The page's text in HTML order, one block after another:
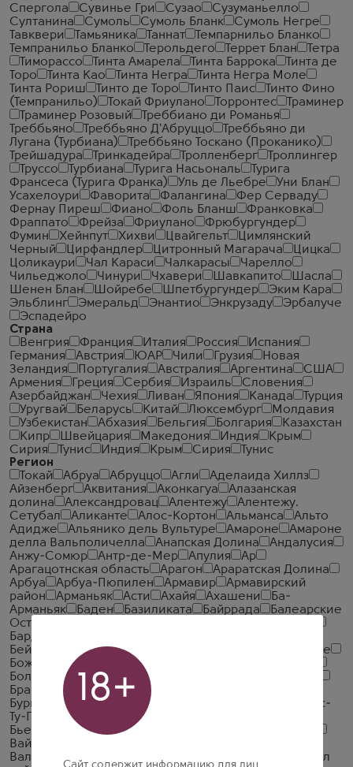
Спергола
Сувинье Гри Сузао
Сузуманьелло
Султанина
Сумоль Сумоль Бланк
Сумоль Негре
Тавквери
Тамьяника Таннат
Темпарнильо Бланко
Темпранильо Бланко
Терольдего Террет Блан
Тетра
Тиморассо
Тинта Амарела Тинта Баррока
Тинта де
Торо
Тинта Као Тинта Негра
Тинта Негра Моле
Тинта Рориш
Тинто де Торо Тинто Паис
Тинто Фино
(Темпранильо)
Токай Фриулано Торронтес
Траминер
Траминер Розовый
Треббиано ди Романья
Треббьяно
Треббьяно Д'Абруццо
Треббьяно ди
Лугана (Турбиана)
Треббьяно Тоскано (Проканико)
Трейшадура
Тринкадейра Тролленберг
Троллингер
Труссо
Турбиана Турига Насьональ
Турига
Франсеса (Турига Франка)
Уль де Льебре
Уни Блан
Усахелоури
Фаворита Фалангина
Фер Серваду
Фернау Пиреш
Фиано Фоль Бланш
Франковка
Фраппато
Фрейза Фриулано
Фрюбургундер
Фумин
Хейнпут Хихви Цвайгельт
Цимлянский
Черный
Цирфандлер Цитронный Магарача
Цицка
Цоликаури
Чал Караси Чалкарасы
Чарелло
Чильеджоло
Чинури Чхавери Шавкапито
Шасла
Шенен Блан
Шойребе Шпетбургундер
Эким Кара
Эльблинг
Эмеральд Энантио Энкрузаду
Эрбалуче
Эспадейро
Страна
Венгрия
Франция Италия Россия
Испания
Германия
Австрия ЮАР Чили Грузия
Новая
Зеландия
Португалия Австралия Аргентина
США
Армения
Греция Сербия Израиль
Словения
Азербайджан
Чехия Ливан Япония Канада
Турция
Уругвай
Беларусь Китай Люксембург
Молдавия
Узбекистан
Абхазия Бельгия Болгария
Казахстан
Кипр
Швейцария Македония Индия
Крым
Сирия
Тунис Индия Крым Сирия
Тунис
Регион
Токай
Абруа Абруццо Агли
Аделаида Хиллз
Айзенберг
Аквитания Аконкагуа
Алазанская
долина
Александровац Алентежу
Алентежу.
Сетубал
Аликанте Алос-Кортон Альманса
Альто
Адидже
Альянико дель Вультуре Амароне
Амароне
делла Вальполичелла
Анапская Долина
Андалусия
Анжу-Сомюр
Антр-де-Мер Апулия
Ар
Арагацотнская область
Арагон
Араратская Долина
Арбуа
Арбуа-Пюпилен Армавир
Армавирский
район
Арманьяк Асти Ахайя Ахашени
Ба-
Арманьяк
Баден Базиликата Байррада
Балеарские
Острова
Бардолино
Бейраш
Беневентано
Божоле
Божоле Виляж
Болгери Супериоре
Бон
Браматерра
Бруйи
Брунелло ди Монтальчино
Бургей
Бургенланд Бургонь Алиготе
Бургонь Пас-
Ту-Грен
Бургундия
Бьенвеню Батар-Монраше
Бьерсо
Бьянко ди Кустоза
Вайоц Дзор
Валлагарина
Валле д'Аоста
Валул
18+
Сайт содержит информацию для лиц